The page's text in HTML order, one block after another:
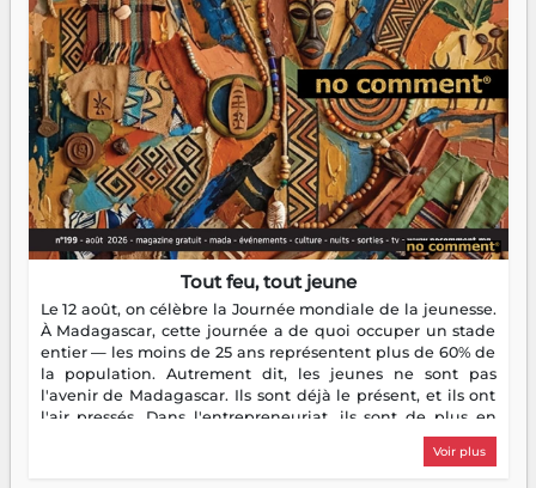
Tout feu, tout jeune
Le 12 août, on célèbre la Journée mondiale de la jeunesse.
À Madagascar, cette journée a de quoi occuper un stade
entier — les moins de 25 ans représentent plus de 60% de
la population. Autrement dit, les jeunes ne sont pas
l'avenir de Madagascar. Ils sont déjà le présent, et ils ont
l'air pressés. Dans l'entrepreneuriat, ils sont de plus en
plus nombreux à se lancer, à créer, à risquer — souvent
sans filet, souvent sans aide, mais toujours avec cette
Voir plus